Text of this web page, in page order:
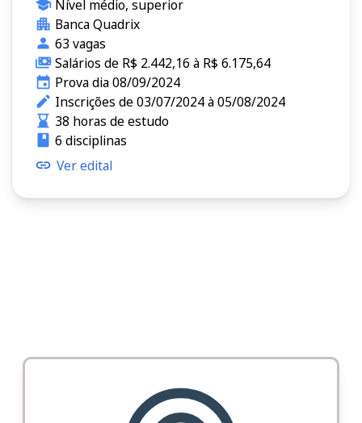
Nível médio, superior
Banca Quadrix
63 vagas
Salários de R$ 2.442,16 à R$ 6.175,64
Prova dia 08/09/2024
Inscrições de 03/07/2024 à 05/08/2024
38 horas de estudo
6 disciplinas
Ver edital